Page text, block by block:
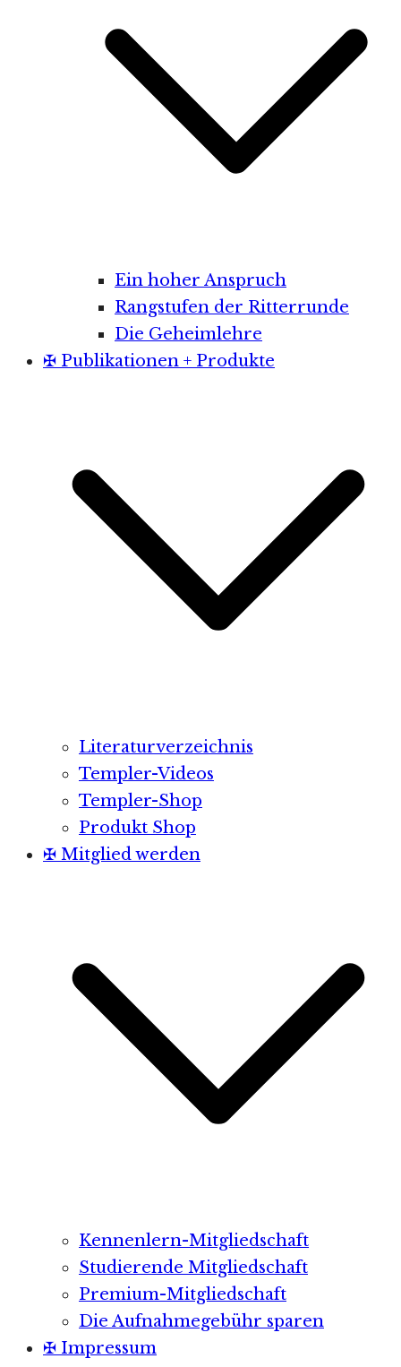
Ein hoher Anspruch
Rangstufen der Ritterrunde
Die Geheimlehre
✠ Publikationen + Produkte
Literaturverzeichnis
Templer-Videos
Templer-Shop
Produkt Shop
✠ Mitglied werden
Kennenlern-Mitgliedschaft
Studierende Mitgliedschaft
Premium-Mitgliedschaft
Die Aufnahmegebühr sparen
✠ Impressum